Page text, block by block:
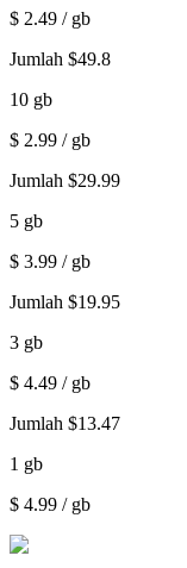
$ 2.49 / gb
Jumlah $49.8
10 gb
$ 2.99 / gb
Jumlah $29.99
5 gb
$ 3.99 / gb
Jumlah $19.95
3 gb
$ 4.49 / gb
Jumlah $13.47
1 gb
$ 4.99 / gb